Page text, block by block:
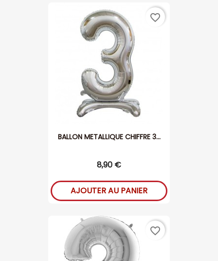
BALLON METALLIQUE CHIFFRE 3...
8,90 €
AJOUTER AU PANIER
favorite_border
favorite_border